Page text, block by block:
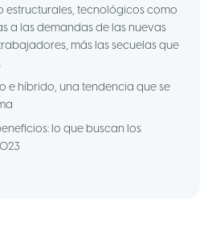
estructurales, tecnológicos como
a las demandas de las nuevas
más las secuelas que
e híbrido, una tendencia que se
lo que buscan los